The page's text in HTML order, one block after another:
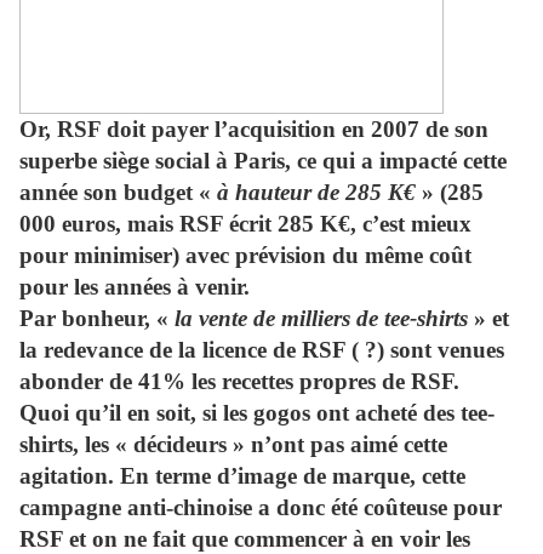
Or, RSF doit payer l’acquisition en 2007 de son
superbe siège social à Paris, ce qui a impacté cette
année son budget « à hauteur de 285 K€ » (285
000 euros, mais RSF écrit 285 K€, c’est mieux
pour minimiser) avec prévision du même coût
pour les années à venir.
Par bonheur, « la vente de milliers de tee-shirts » et
la redevance de la licence de RSF ( ?) sont venues
abonder de 41% les recettes propres de RSF.
Quoi qu’il en soit, si les gogos ont acheté des tee-
shirts, les « décideurs » n’ont pas aimé cette
agitation. En terme d’image de marque, cette
campagne anti-chinoise a donc été coûteuse pour
RSF et on ne fait que commencer à en voir les